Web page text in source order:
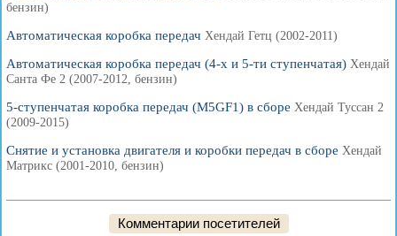
бензин)
Автоматическая коробка передач Хендай Гетц (2002-2011)
Автоматическая коробка передач (4-х и 5-ти ступенчатая) Хендай
Санта Фе 2 (2007-2012, бензин)
5-ступенчатая коробка передач (M5GF1) в сборе Хендай Туссан 2
(2009-2015)
Снятие и установка двигателя и коробки передач в сборе Хендай
Матрикс (2001-2010, бензин)
Комментарии посетителей